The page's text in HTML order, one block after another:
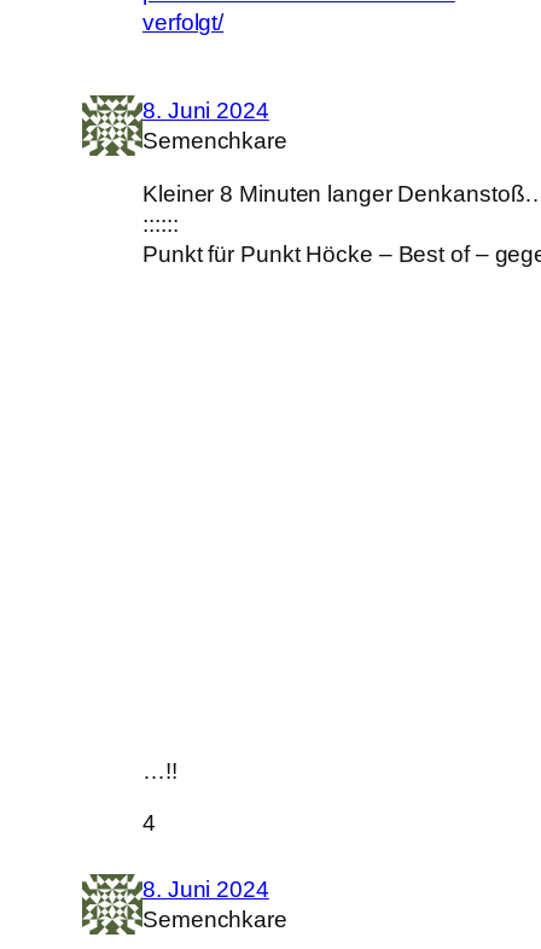
verfolgt/
8. Juni 2024
Semenchkare
Kleiner 8 Minuten langer
::::::
Punkt für Punkt Höcke – Best of –
…!!
4
8. Juni 2024
Semenchkare